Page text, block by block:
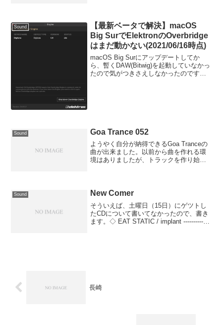
見えない何かに向かって...
Sound
【最新ベータで解決】macOS
Big SurでElektronのOverbridge
はまだ動かない(2021/06/16時点)
macOS Big Surにアップデートしてか
ら、暫くDAW(Bitwig)を起動していなかっ
たので気がつきさえしなかったのです
Sound Goa Trance 052
ようやく自分が納得できるGoa Tranceの
曲が出来ました。以前から曲を作れる環
境はありましたが、トラックを作り始め
からト...
Sound New Comer
そういえば、土曜日（15日）にゲツトし
たCDについて書いてなかったので、書き
ます。◇ EAT STATIC / implant -------------
長崎